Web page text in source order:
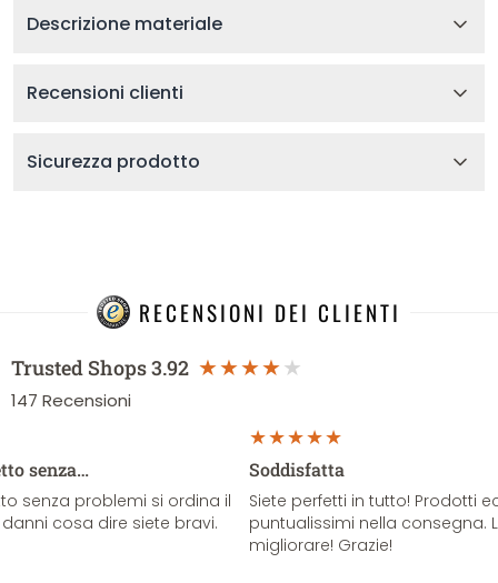
Descrizione materiale
Recensioni clienti
Sicurezza prodotto
RECENSIONI DEI CLIENTI
Trusted Shops3.92
147 Recensioni
senza…
senza problemi si ordina il
cosa dire siete bravi.
Soddisfatta
Siete perfetti in tutto! Prodotti
puntualissimi nella consegna.
migliorare! Grazie!